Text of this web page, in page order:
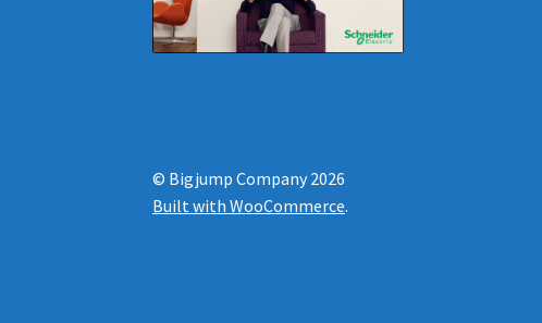
© Bigjump Company 2026
Built with WooCommerce.